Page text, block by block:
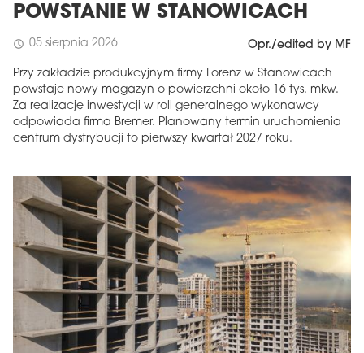
POWSTANIE W STANOWICACH
schedule 05 sierpnia 2026 Opr./edited by MF
Przy zakładzie produkcyjnym firmy Lorenz w Stanowicach
powstaje nowy magazyn o powierzchni około 16 tys. mkw.
Za realizację inwestycji w roli generalnego wykonawcy
odpowiada firma Bremer. Planowany termin uruchomienia
centrum dystrybucji to pierwszy kwartał 2027 roku.